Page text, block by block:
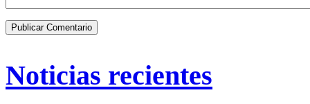
Noticias recientes